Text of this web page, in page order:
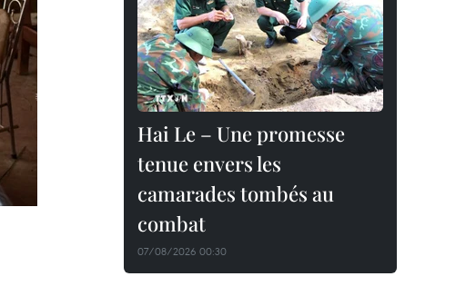
Hai Le – Une promesse
tenue envers les
camarades tombés au
combat
07/08/2026 00:30